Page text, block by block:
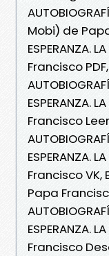
Mobi) de
ESPERANZA.
Francisco PDF,
ESPERANZA.
Francisco Leer
ESPERANZA.
Francisco VK,
Papa
ESPERANZA.
Francisco